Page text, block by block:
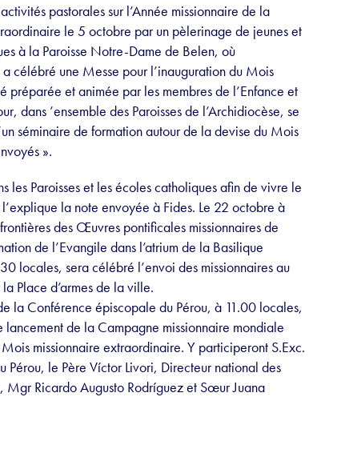
pastorales sur l’Année missionnaire de la
le 5 octobre par un pèlerinage de jeunes et
à la Paroisse Notre-Dame de Belen, où
célébré une Messe pour l’inauguration du Mois
et animée par les membres de l’Enfance et
dans ’ensemble des Paroisses de l’Archidiocèse, se
séminaire de formation autour de la devise du Mois
».
les Paroisses et les écoles catholiques afin de vivre le
la note envoyée à Fides. Le 22 octobre à
des Œuvres pontificales missionnaires de
de l’Evangile dans l’atrium de la Basilique
locales, sera célébré l’envoi des missionnaires au
Place d’armes de la ville.
la Conférence épiscopale du Pérou, à 11.00 locales,
de la Campagne missionnaire mondiale
missionnaire extraordinaire. Y participeront S.Exc.
le Père Víctor Livori, Directeur national des
Ricardo Augusto Rodríguez et Sœur Juana